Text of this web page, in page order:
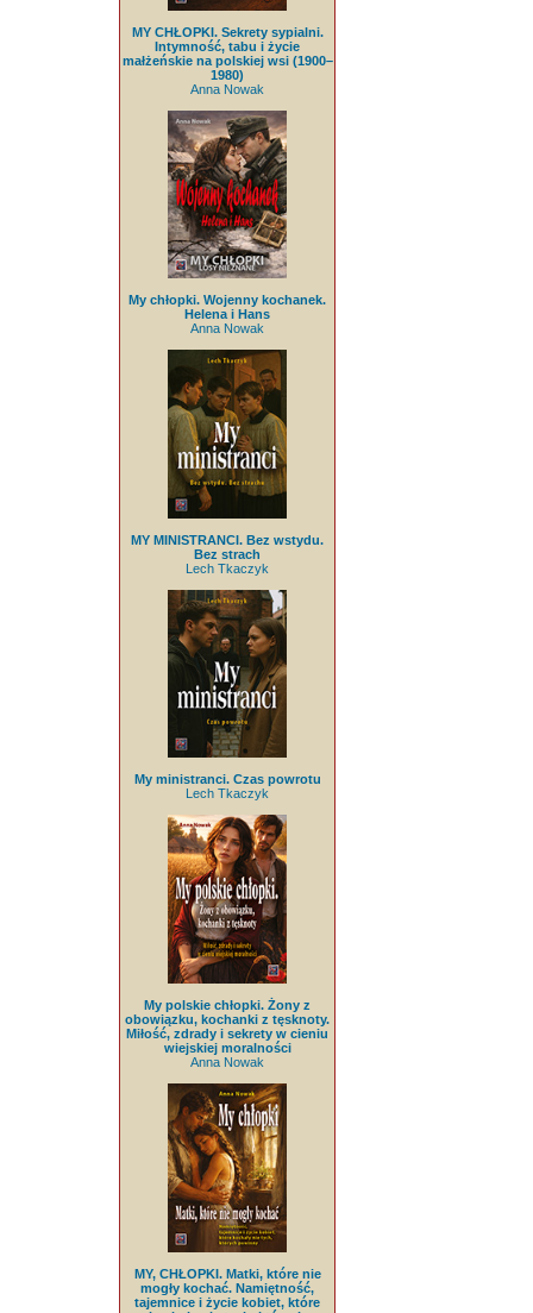
MY CHŁOPKI. Sekrety sypialni.
Intymność, tabu i życie
małżeńskie na polskiej wsi (1900–
1980)
Anna Nowak
My chłopki. Wojenny kochanek.
Helena i Hans
Anna Nowak
MY MINISTRANCI. Bez wstydu.
Bez strach
Lech Tkaczyk
My ministranci. Czas powrotu
Lech Tkaczyk
My polskie chłopki. Żony z
obowiązku, kochanki z tęsknoty.
Miłość, zdrady i sekrety w cieniu
wiejskiej moralności
Anna Nowak
MY, CHŁOPKI. Matki, które nie
mogły kochać. Namiętność,
tajemnice i życie kobiet, które